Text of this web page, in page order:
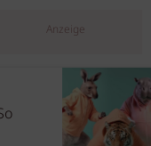
Anzeige